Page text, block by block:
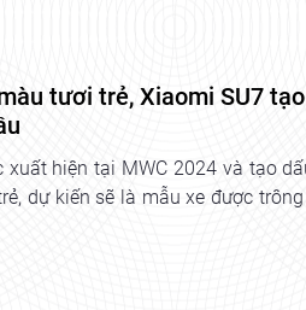
tươi trẻ, Xiaomi SU7
hiện tại MWC 2024 và tạo
dự kiến sẽ là mẫu xe được